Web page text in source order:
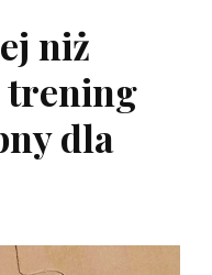
niż
trening
dla